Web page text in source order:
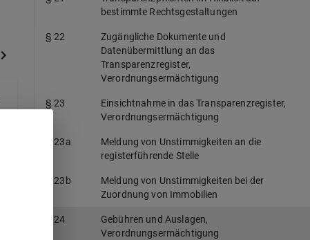
bestimmte Rechtsgestaltungen
§ 22
Zugängliche Dokumente und
Datenübermittlung an das
Transparenzregister,
Verordnungsermächtigung
§ 23
Einsichtnahme in das Transparenzregister,
Verordnungsermächtigung
§ 23a
Meldung von Unstimmigkeiten an die
registerführende Stelle
§ 23b
Meldung von Unstimmigkeiten bei der
Zuordnung von Immobilien
§ 24
Gebühren und Auslagen,
Verordnungsermächtigung